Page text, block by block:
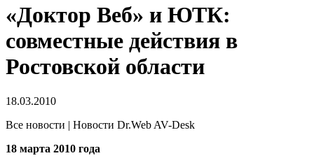
«Доктор Веб» и ЮТК:
совместные действия в
Ростовской области
18.03.2010
Все новости | Новости Dr.Web AV-Desk
18 марта 2010 года